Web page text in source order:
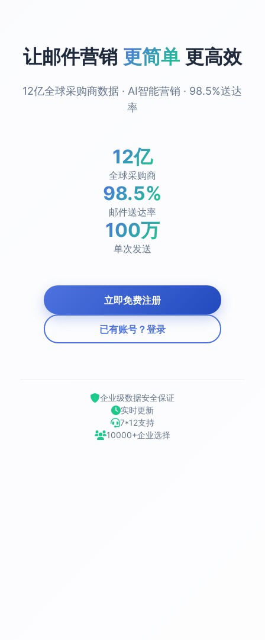
让邮件营销 更简单更高效
12亿全球采购商数据 · AI智能营销 · 98.5%送达
率
12亿
全球采购商
98.5%
邮件送达率
100万
单次发送
立即免费注册
已有账号？登录
企业级数据安全保证
实时更新
7*12支持
10000+企业选择